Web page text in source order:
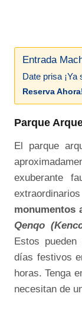
Entrada
Date prisa ¡Ya
Reserva
Parque
El parque
exuberante
monumentos
Qenqo
Estos
días festivos
horas. Tenga
necesitan de